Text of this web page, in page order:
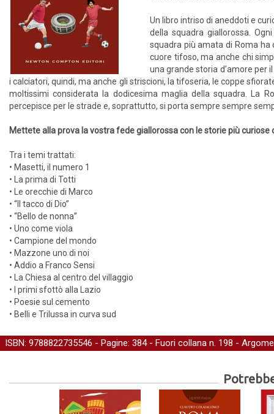
Un libro intriso di aneddoti e
della squadra giallorossa.
squadra più amata di Roma
cuore tifoso, ma anche chi
una grande storia d’amore per
i calciatori, quindi, ma anche gli striscioni, la tifoseria, le coppe
moltissimi considerata la dodicesima maglia della squadra. La
percepisce per le strade e, soprattutto, si porta sempre sempre
Mettete alla prova la vostra fede giallorossa con le storie più
Tra i temi trattati:
• Masetti, il numero 1
• La prima di Totti
• Le orecchie di Marco
• “Il tacco di Dio”
• “Bello de nonna”
• Uno come viola
• Campione del mondo
• Mazzone uno di noi
• Addio a Franco Sensi
• La Chiesa al centro del villaggio
• I primi sfottò alla Lazio
• Poesie sul cemento
• Belli e Trilussa in curva sud
ISBN: 9788822735546 - Pagine: 384 - Fuori collana n. 198 -